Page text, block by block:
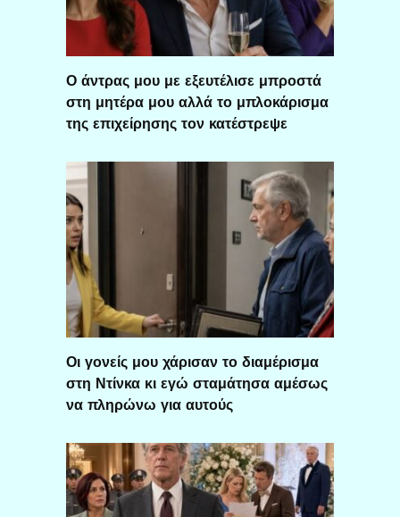
Ο άντρας μου με εξευτέλισε μπροστά
στη μητέρα μου αλλά το μπλοκάρισμα
της επιχείρησης τον κατέστρεψε
Οι γονείς μου χάρισαν το διαμέρισμα
στη Ντίνκα κι εγώ σταμάτησα αμέσως
να πληρώνω για αυτούς